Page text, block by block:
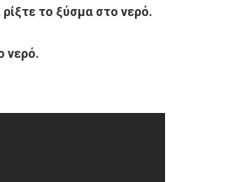
το ξύσμα στο νερό.
νερό.